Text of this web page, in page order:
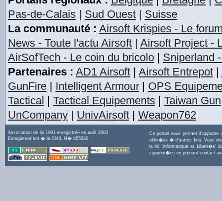
Pas-de-Calais| Sud Ouest| Suisse
La communauté : Airsoft Krispies - Le
News - Toute l'actu Airsoft| Airsoft Project -
AirSofTech - Le coin du bricolo| Sniperland
Partenaires : AD1 Airsoft| Airsoft Entrepot|
GunFire| Intelligent Armour| OPS
Tactical | Tactical Equipements| Taiwan Gun
UnCompany| UnivAirsoft| Weapon762
Association de loi 1901 enregistrée en août 2003
Enregistrement � la CNIL N� 855230
Ce portail vous permet
utilis�es � d'autres fins. Vous
la loi 'Informatique et Libert�s'
supprim�es en prenant contact